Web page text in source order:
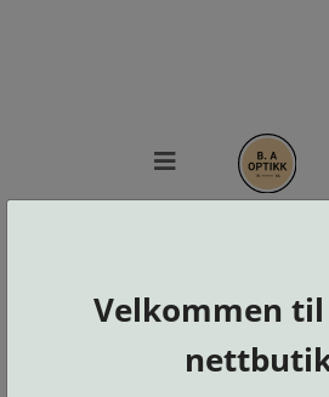
KONTAKT
BESTILL
Velkommen